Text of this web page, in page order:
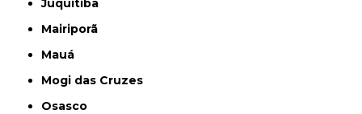
Juquitiba
Mairiporã
Mauá
Mogi das Cruzes
Osasco